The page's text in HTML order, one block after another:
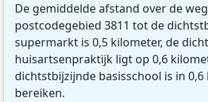
De gemiddelde afstand over de
postcodegebied 3811 tot de
supermarkt is 0,5 kilometer, de
huisartsenpraktijk ligt op 0,6
dichtstbijzijnde basisschool is in
bereiken.